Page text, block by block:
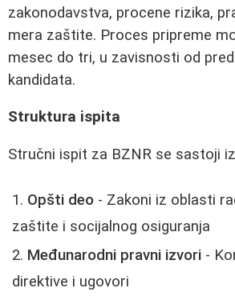
zakonodavstva, procene rizika,
mera zaštite. Proces pripreme
mesec do tri, u zavisnosti od
kandidata.
Struktura ispita
Stručni ispit za BZNR se sastoji
Opšti deo - Zakoni iz oblasti
zaštite i socijalnog osiguranja
Međunarodni pravni izvori -
direktive i ugovori